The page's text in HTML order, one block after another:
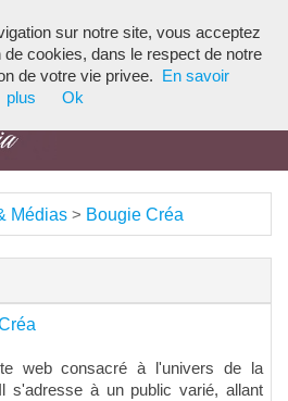
Médias > Bougie Créa
web consacré à l'univers de la
s'adresse à un public varié, allant
sur notre site, vous acceptez
de cookies, dans le respect de notre
de votre vie privee.
En savoir
plus
Ok